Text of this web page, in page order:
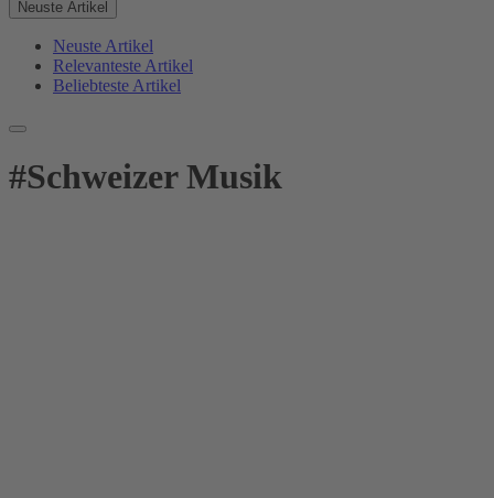
Neuste Artikel
Neuste Artikel
Relevanteste Artikel
Beliebteste Artikel
#Schweizer Musik